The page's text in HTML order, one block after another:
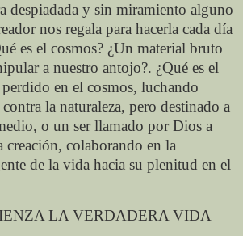
despiadada y sin miramiento alguno
nos regala para hacerla cada día
es el cosmos? ¿Un material bruto
a nuestro antojo?. ¿Qué es el
en el cosmos, luchando
contra la naturaleza, pero destinado a
o un ser llamado por Dios a
colaborando en la
de la vida hacia su plenitud en el
LA VERDADERA VIDA